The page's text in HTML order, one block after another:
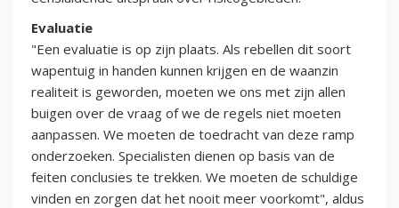
Evaluatie
"Een evaluatie is op zijn plaats. Als rebellen dit soort
wapentuig in handen kunnen krijgen en de waanzin
realiteit is geworden, moeten we ons met zijn allen
buigen over de vraag of we de regels niet moeten
aanpassen. We moeten de toedracht van deze ramp
onderzoeken. Specialisten dienen op basis van de
feiten conclusies te trekken. We moeten de schuldige
vinden en zorgen dat het nooit meer voorkomt", aldus